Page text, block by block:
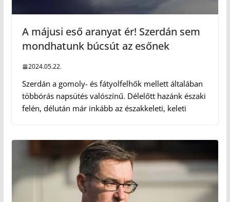
A májusi eső aranyat ér! Szerdán sem
mondhatunk búcsút az esőnek
2024.05.22.
Szerdán a gomoly- és fátyolfelhők mellett általában
többórás napsütés valószínű. Délelőtt hazánk északi
felén, délután már inkább az északkeleti, keleti